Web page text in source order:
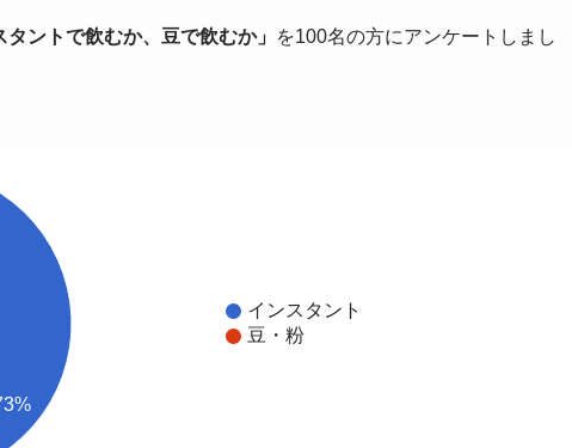
タントで飲むか、豆で飲むか」 を100名の方にアンケートしまし
インスタント
豆・粉